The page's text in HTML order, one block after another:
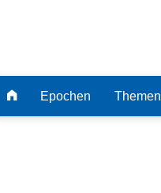
Epochen Themen